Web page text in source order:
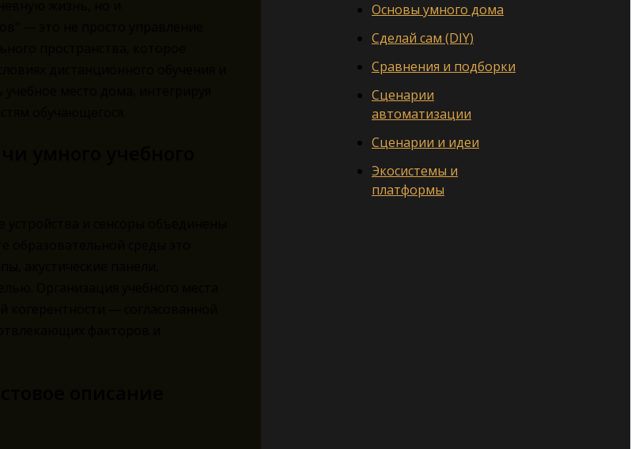
Основы умного дома
Сделай сам (DIY)
Сравнения и подборки
Сценарии
автоматизации
Сценарии и идеи
Экосистемы и
платформы